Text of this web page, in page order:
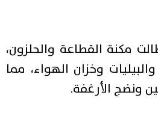
مكنة القطاعة والحلزون،
وخزان الهواء، مما
ونضج الأرغفة.